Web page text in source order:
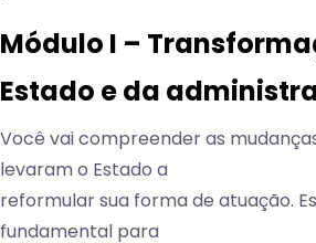
Módulo I –
Estado e da
Você vai compreender as
levaram o Estado a
reformular sua forma de atuação.
fundamental para